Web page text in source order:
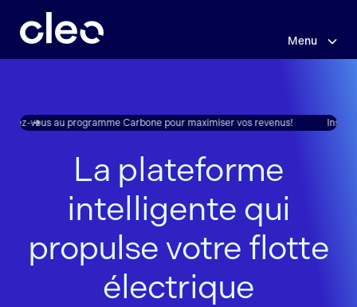
principal
Menu
vous au programme Carbone pour maximiser vos revenus!
La plateforme
intelligente qui
propulse votre flotte
électrique